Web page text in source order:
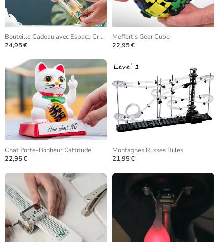
Bouteille Cadeau avec Espace Creux
24,95 €
Meffert's Gear Cube
22,95 €
Chat Porte-Bonheur Cattitude
22,95 €
Montagnes Russes Billes
21,95 €